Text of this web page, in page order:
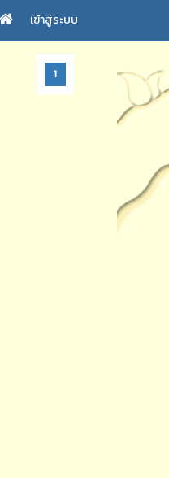
เข้าสู่ระบบ
1